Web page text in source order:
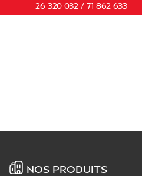
26 320 032 / 71 862 633
NOS PRODUITS